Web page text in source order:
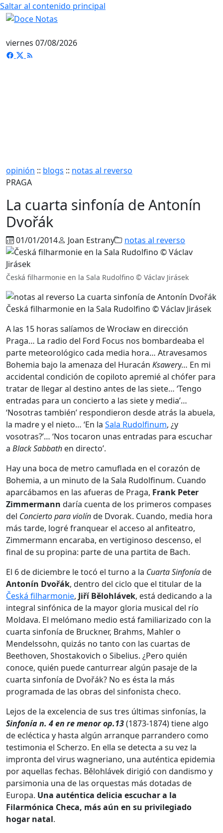
Saltar al contenido principal
viernes 07/08/2026
opinión :: blogs :: notas al reverso
PRAGA
La cuarta sinfonía de Antonín
Dvořák
01/01/2014 Joan Estrany notas al reverso
Česká filharmonie en la Sala Rudolfino © Václav Jirásek
Česká filharmonie en la Sala Rudolfino © Václav Jirásek
A las 15 horas salíamos de Wrocław en dirección
Praga… La radio del Ford Focus nos bombardeaba el
parte meteorológico cada media hora… Atravesamos
Bohemia bajo la amenaza del Huracán Ksawery… En mi
accidental condición de copiloto apremié al chófer para
tratar de llegar al destino antes de las siete… ‘Tengo
entradas para un concierto a las siete y media’…
‘Nosotras también’ respondieron desde atrás la abuela,
la madre y el nieto… ‘En la Sala Rudolfinum, ¿y
vosotras?’… ‘Nos tocaron unas entradas para escuchar
a Black Sabbath en directo’.
Hay una boca de metro camuflada en el corazón de
Bohemia, a un minuto de la Sala Rudolfinum. Cuando
aparcábamos en las afueras de Praga, Frank Peter
Zimmermann daría cuenta de los primeros compases
del Concierto para violínde Dvorak. Cuando, media hora
más tarde, logré franquear el acceso al anfiteatro,
Zimmermann encaraba, en vertiginoso descenso, el
final de su propina: parte de una partita de Bach.
El 6 de diciembre le tocó el turno a la Cuarta Sinfoníade
Antonín Dvořák, dentro del ciclo que el titular de la
Česká filharmonie, Jiří Bělohlávek, está dedicando a la
integral sinfónica de la mayor gloria musical del río
Moldava. El melómano medio está familiarizado con la
cuarta sinfonía de Bruckner, Brahms, Mahler o
Mendelssohn, quizás no tanto con las cuartas de
Beethoven, Shostakovich o Sibelius. ¿Pero quién
conoce, quién puede canturrear algún pasaje de la
cuarta sinfonía de Dvořák? No es ésta la más
programada de las obras del sinfonista checo.
Lejos de la excelencia de sus tres últimas sinfonías, la
Sinfonía n. 4 en re menor op.13(1873-1874) tiene algo
de ecléctica y hasta algún arranque parrandero como
testimonia el Scherzo. En ella se detecta a su vez la
impronta del virus wagneriano, una auténtica epidemia
por aquellas fechas. Bělohlávek dirigió con dandismo y
parsimonia una de las orquestas más dotadas de
Europa. Una auténtica delicia escuchar a la
Filarmónica Checa, más aún en su privilegiado
hogar natal.